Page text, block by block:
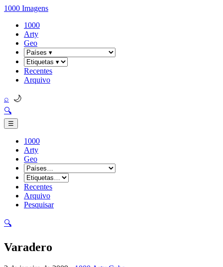
1000 Imagens
1000
Arty
Geo
Recentes
Arquivo
⌕ 🌙
🔍
☰
1000
Arty
Geo
Recentes
Arquivo
Pesquisar
🔍
Varadero